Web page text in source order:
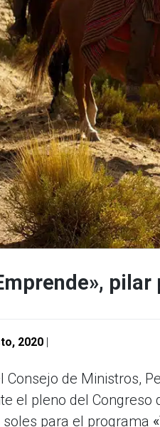
2020
Consejo de Ministros,
el pleno del
para el programa